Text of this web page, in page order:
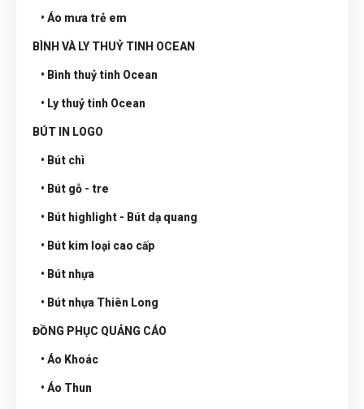
• Áo mưa trẻ em
BÌNH VÀ LY THUỶ TINH OCEAN
• Bình thuỷ tinh Ocean
• Ly thuỷ tinh Ocean
BÚT IN LOGO
• Bút chì
• Bút gỗ - tre
• Bút highlight - Bút dạ quang
• Bút kim loại cao cấp
• Bút nhựa
• Bút nhựa Thiên Long
ĐỒNG PHỤC QUẢNG CÁO
• Áo Khoác
• Áo Thun